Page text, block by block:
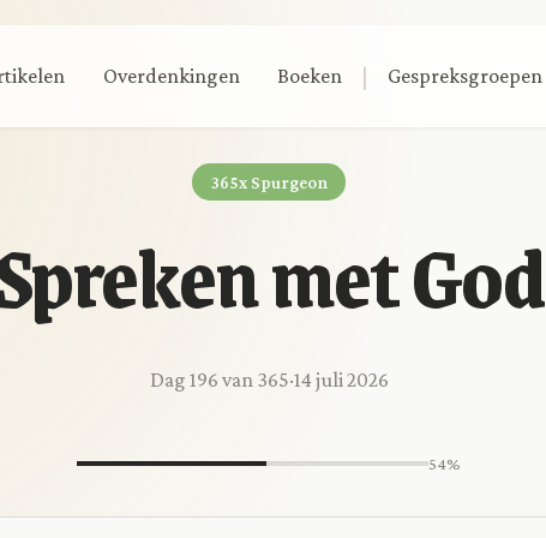
Overdenkingen Boeken | Gespreksgroepen
365x Spurgeon
met God
Dag 196 van 365·14 juli 2026
54%